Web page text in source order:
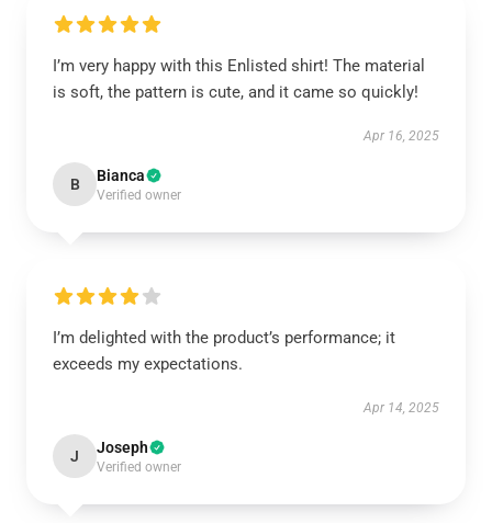
I’m very happy with this Enlisted shirt! The material
is soft, the pattern is cute, and it came so quickly!
Apr 16, 2025
B Bianca
Verified owner
I’m delighted with the product’s performance; it
exceeds my expectations.
Apr 14, 2025
J Joseph
Verified owner